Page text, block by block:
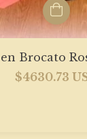
en Brocato
$4630.73